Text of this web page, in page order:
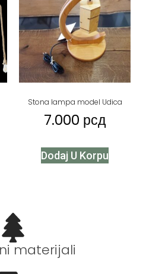
Stona lampa model Udica
7.000 рсд
Dodaj U Korpu
materijali